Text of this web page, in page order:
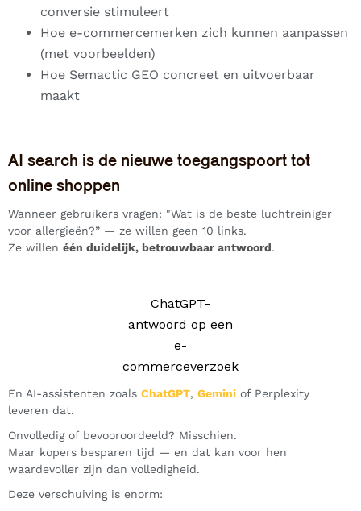
conversie stimuleert
Hoe e-commercemerken zich kunnen aanpassen
(met voorbeelden)
Hoe Semactic GEO concreet en uitvoerbaar
maakt
AI search is de nieuwe toegangspoort tot
online shoppen
Wanneer gebruikers vragen: "Wat is de beste luchtreiniger
voor allergieën?” — ze willen geen 10 links.
Ze willen één duidelijk, betrouwbaar antwoord.
ChatGPT-
antwoord op een
e-
commerceverzoek
En AI-assistenten zoals ChatGPT, Gemini of Perplexity
leveren dat.
Onvolledig of bevooroordeeld? Misschien.
Maar kopers besparen tijd — en dat kan voor hen
waardevoller zijn dan volledigheid.
Deze verschuiving is enorm: